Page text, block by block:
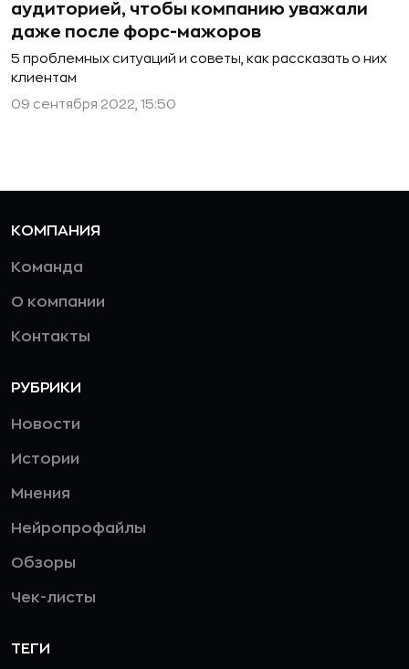
аудиторией, чтобы компанию уважали
даже после форс-мажоров
5 проблемных ситуаций и советы, как рассказать о них
клиентам
09 сентября 2022, 15:50
КОМПАНИЯ
Команда
О компании
Контакты
РУБРИКИ
Новости
Истории
Мнения
Нейропрофайлы
Обзоры
Чек-листы
ТЕГИ